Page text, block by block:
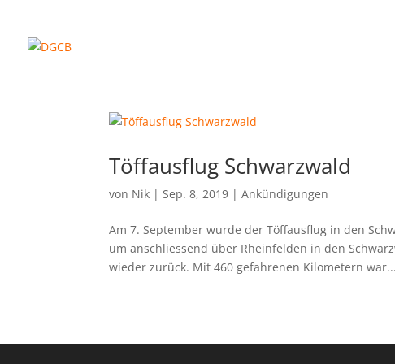
Töffausflug Schwarzwald
von Nik |Sep. 8, 2019 |Ankündigungen
Am 7. September wurde der Töffausflug in den
um anschliessend über Rheinfelden in den
wieder zurück. Mit 460 gefahrenen Kilometern war...